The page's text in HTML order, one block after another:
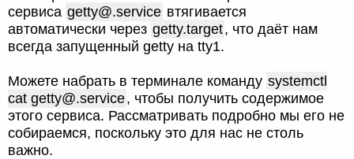
сервиса getty@.service втягивается
автоматически через getty.target, что даёт нам
всегда запущенный getty на tty1.
Можете набрать в терминале команду systemctl
cat getty@.service, чтобы получить содержимое
этого сервиса. Рассматривать подробно мы его не
собираемся, поскольку это для нас не столь
важно.